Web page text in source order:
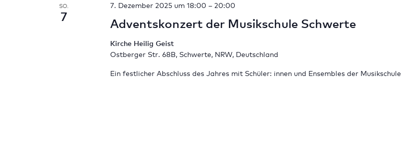
SO.
7 Adventskonzert der Musikschule Schwerte
7. Dezember 2025 um 18:00 – 20:00
Kirche Heilig Geist
Ostberger Str. 68B, Schwerte, NRW, Deutschland
Ein festlicher Abschluss des Jahres mit Schüler: innen und Ensembles der Musikschule